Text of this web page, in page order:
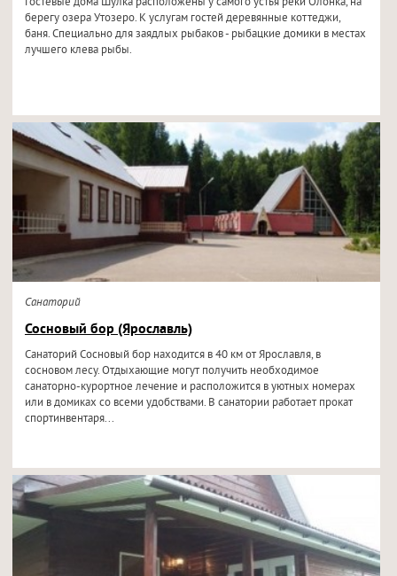
берегу озера Утозеро. К услугам гостей деревянные коттеджи,
баня. Специально для заядлых рыбаков - рыбацкие домики в местах
лучшего клева рыбы.
Санаторий
Сосновый бор (Ярославль)
Санаторий Сосновый бор находится в 40 км от Ярославля, в
сосновом лесу. Отдыхающие могут получить необходимое
санаторно-курортное лечение и расположится в уютных номерах
или в домиках со всеми удобствами. В санатории работает прокат
спортинвентаря...